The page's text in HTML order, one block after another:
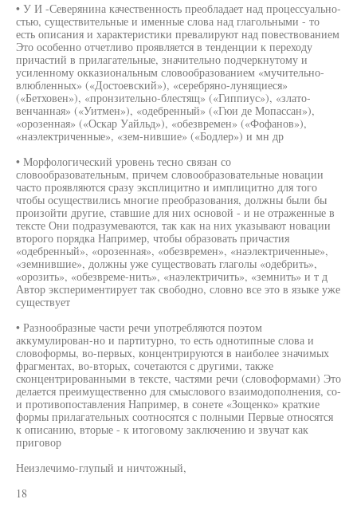
• У И -Северянина качественность преобладает над процессуально-
стью, существительные и именные слова над глагольными - то
есть описания и характеристики превалируют над повествованием
Это особенно отчетливо проявляется в тенденции к переходу
причастий в прилагательные, значительно подчеркнутому и
усиленному окказиональным словообразованием «мучительно-
влюбленных» («Достоевский»), «серебряно-лунящиеся»
(«Бетховен»), «пронзительно-блестящ» («Гиппиус»), «злато-
венчанная» («Уитмен»), «одебренный» («Гюи де Мопассан»),
«орозенная» («Оскар Уайльд»), «обезвремен» («Фофанов»),
«наэлектриченные», «зем-нившие» («Бодлер») и мн др
• Морфологический уровень тесно связан со
словообразовательным, причем словообразовательные новации
часто проявляются сразу эксплицитно и имплицитно для того
чтобы осуществились многие преобразования, должны были бы
произойти другие, ставшие для них основой - и не отраженные в
тексте Они подразумеваются, так как на них указывают новации
второго порядка Например, чтобы образовать причастия
«одебренный», «орозенная», «обезвремен», «наэлектриченные»,
«земнившие», должны уже существовать глаголы «одебрить»,
«орозить», «обезвреме-нить», «наэлектричить», «земнить» и т д
Автор экспериментирует так свободно, словно все это в языке уже
существует
• Разнообразные части речи употребляются поэтом
аккумулирован-но и партитурно, то есть однотипные слова и
словоформы, во-первых, концентрируются в наиболее значимых
фрагментах, во-вторых, сочетаются с другими, также
сконцентрированными в тексте, частями речи (словоформами) Это
делается преимущественно для смыслового взаимодополнения, со-
и противопоставления Например, в сонете «Зощенко» краткие
формы прилагательных соотносятся с полными Первые относятся
к описанию, вторые - к итоговому заключению и звучат как
приговор
Неизлечимо-глупый и ничтожный,
18